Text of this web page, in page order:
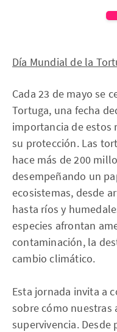
Día Mundial de la
Cada 23 de mayo se
Tortuga, una fecha
importancia de estos
su protección. Las
hace más de 200
desempeñando un
ecosistemas, desde
hasta ríos y
especies afrontan
contaminación, la
cambio climático.
Esta jornada invita a
sobre cómo nuestras
supervivencia.